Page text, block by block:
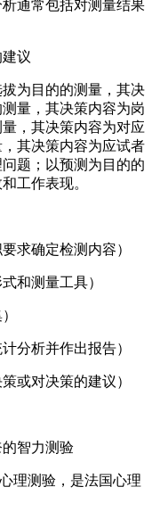
通常包括对测量结果
议
为目的的测量，其决
量，其决策内容为岗
，其决策内容为对应
其决策内容为应试者
题；以预测为目的的
工作表现。
确定检测内容）
和测量工具）
析并作出报告）
对决策的建议）
智力测验
测验，是法国心理